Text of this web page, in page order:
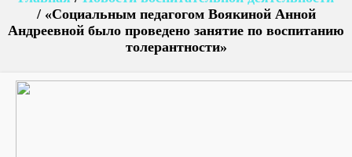
/ «Социальным педагогом Воякиной Анной
Андреевной было проведено занятие по воспитанию
толерантности»